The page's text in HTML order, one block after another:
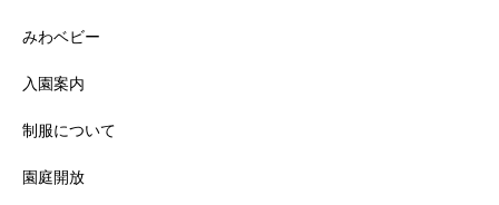
みわベビー
入園案内
制服について
園庭開放